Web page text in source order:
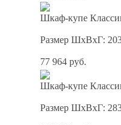
Шкаф-купе
Размер ШхВхГ:
77 964 руб.
Шкаф-купе
Размер ШхВхГ: